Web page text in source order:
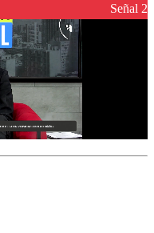
Señal 2